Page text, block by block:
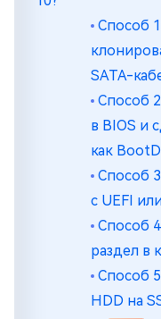
Способ
SATA-
Способ
в BIOS и
как
Способ
с UEFI
Способ
раздел в
Способ
HDD на